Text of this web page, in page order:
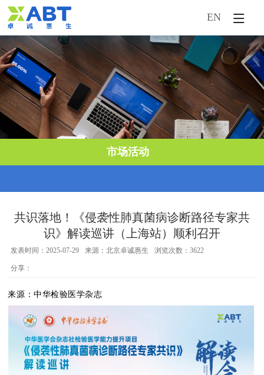
EN
首页
企业概况
新闻中心
产品中心
人才引进
市场活动
共识落地！《侵袭性肺真菌病诊断路径专家共
识》解读巡讲（上海站）顺利召开
发表时间：2025-07-29 来源：北京卓诚惠生 浏览次数：3622
分享：
来源：中华检验医学杂志